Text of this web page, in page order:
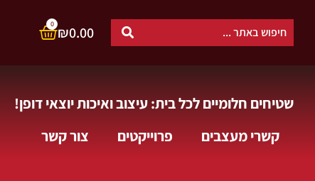
₪0.00
0
שטיחים חלומיים לכל בית: עיצוב ואיכות יוצאי דופן!
קשרי מעצבים
פרוייקטים צור קשר